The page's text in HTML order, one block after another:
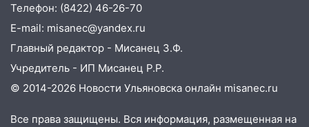
Телефон: (8422) 46-26-70
E-mail: misanec@yandex.ru
Главный редактор - Мисанец З.Ф.
Учредитель - ИП Мисанец Р.Р.
© 2014-2026 Новости Ульяновска онлайн misanec.ru
Все права защищены. Вся информация, размещенная на